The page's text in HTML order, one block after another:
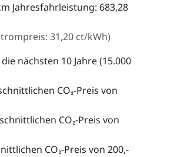
Jahresfahrleistung: 683,28
31,20 ct/kWh)
nächsten 10 Jahre (15.000
CO₂-Preis von
CO₂-Preis von
CO₂-Preis von 200,-